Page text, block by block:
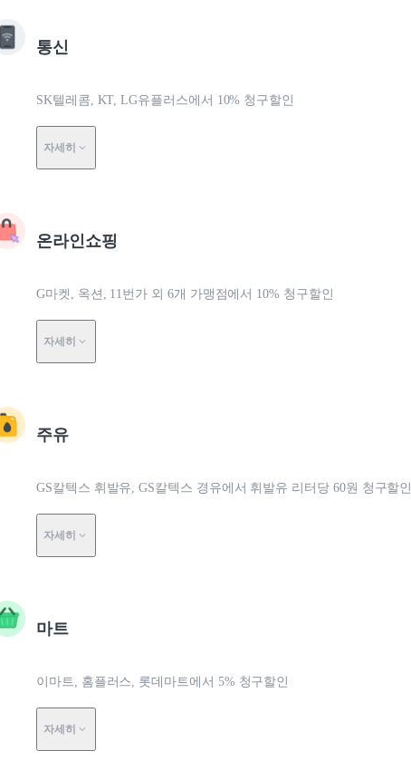
통신
SK텔레콤, KT, LG유플러스에서 10% 청구할인
자세히
온라인쇼핑
G마켓, 옥션, 11번가 외 6개 가맹점에서 10% 청구할인
자세히
주유
GS칼텍스 휘발유, GS칼텍스 경유에서 휘발유 리터당 60원 청구할인
자세히
마트
이마트, 홈플러스, 롯데마트에서 5% 청구할인
자세히